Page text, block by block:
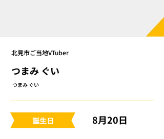
北見市ご当地VTuber
つまみ ぐい
つまみ ぐい
​誕生日
8月20日